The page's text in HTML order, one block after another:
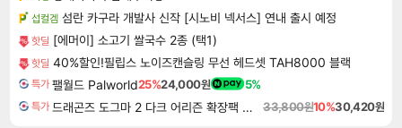
섭컬겜 섬란 카구라 개발사 신작 [시노비 넥서스] 연내 출시 예정
핫딜 [에머이] 소고기 쌀국수 2종 (택1)
핫딜 40%할인!필립스 노이즈캔슬링 무선 헤드셋 TAH8000 블랙
특가 팰월드 Palworld25%24,000원 5%
특가 드래곤즈 도그마 2 다크 어리즌 확장팩 예약구매 Dragon's Dogma 2 Dark Arisen Expansion DLC 33,800원10%30,420원